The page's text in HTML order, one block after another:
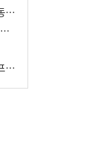
부정평가 첫 50% 넘어선 李, 귀국 직후 부동산·증시 점검(종합)
이 대통령 지지율 45.9% 취임 후 최저…증시 폭락·연임 개헌 논란 영향
李대통령, 남미 3개국 순방 마무리…독일 프랑크푸르트 향해 출발